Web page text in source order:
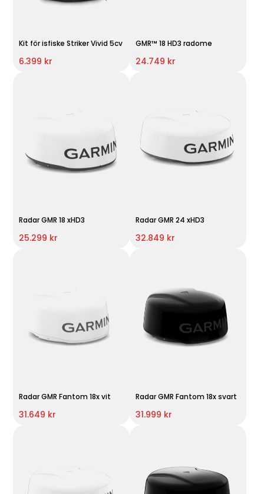
Kit för isfiske Striker Vivid 5cv
6.399 kr
GMR™ 18 HD3 radome
24.749 kr
Radar GMR 18 xHD3
25.299 kr
Radar GMR 24 xHD3
32.849 kr
Radar GMR Fantom 18x vit
31.649 kr
Radar GMR Fantom 18x svart
31.999 kr